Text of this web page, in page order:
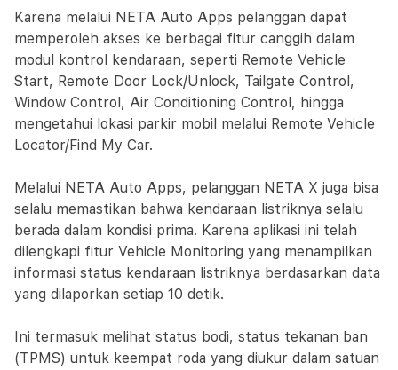
Karena melalui NETA Auto Apps pelanggan dapat
memperoleh akses ke berbagai fitur canggih dalam
modul kontrol kendaraan, seperti Remote Vehicle
Start, Remote Door Lock/Unlock, Tailgate Control,
Window Control, Air Conditioning Control, hingga
mengetahui lokasi parkir mobil melalui Remote Vehicle
Locator/Find My Car.
Melalui NETA Auto Apps, pelanggan NETA X juga bisa
selalu memastikan bahwa kendaraan listriknya selalu
berada dalam kondisi prima. Karena aplikasi ini telah
dilengkapi fitur Vehicle Monitoring yang menampilkan
informasi status kendaraan listriknya berdasarkan data
yang dilaporkan setiap 10 detik.
Ini termasuk melihat status bodi, status tekanan ban
(TPMS) untuk keempat roda yang diukur dalam satuan